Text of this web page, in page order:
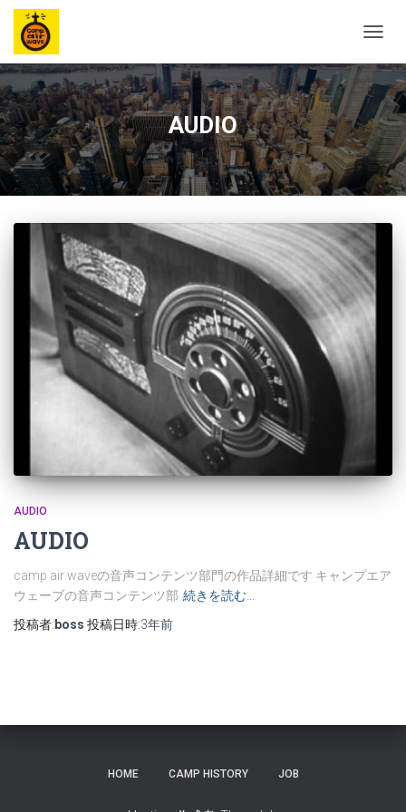
ビ
ー
シ
ョ
ン
を
切
AUDIO
AUDIO
AUDIO
camp air waveの音声コンテンツ部門の作品詳細です キャンプエア
ウェーブの音声コンテンツ部 続きを読む…
投稿者: boss 投稿日時:3年前
HOME CAMP HISTORY JOB